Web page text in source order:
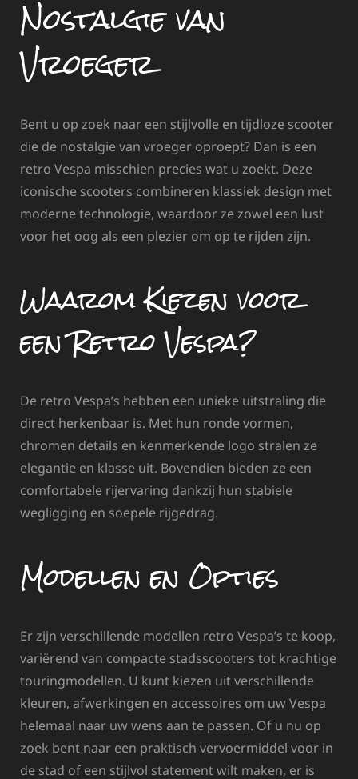
Nostalgie van
Vroeger
Bent u op zoek naar een stijlvolle en tijdloze scooter
die de nostalgie van vroeger oproept? Dan is een
retro Vespa misschien precies wat u zoekt. Deze
iconische scooters combineren klassiek design met
moderne technologie, waardoor ze zowel een lust
voor het oog als een plezier om op te rijden zijn.
Waarom Kiezen voor
een Retro Vespa?
De retro Vespa’s hebben een unieke uitstraling die
direct herkenbaar is. Met hun ronde vormen,
chromen details en kenmerkende logo stralen ze
elegantie en klasse uit. Bovendien bieden ze een
comfortabele rijervaring dankzij hun stabiele
wegligging en soepele rijgedrag.
Modellen en Opties
Er zijn verschillende modellen retro Vespa’s te koop,
variërend van compacte stadsscooters tot krachtige
touringmodellen. U kunt kiezen uit verschillende
kleuren, afwerkingen en accessoires om uw Vespa
helemaal naar uw wens aan te passen. Of u nu op
zoek bent naar een praktisch vervoermiddel voor in
de stad of een stijlvol statement wilt maken, er is